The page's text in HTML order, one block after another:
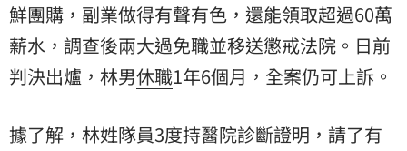
鮮團購，副業做得有聲有色，還能領取超過60萬
薪水，調查後兩大過免職並移送懲戒法院。日前
判決出爐，林男休職1年6個月，全案仍可上訴。
據了解，林姓隊員3度持醫院診斷證明，請了有